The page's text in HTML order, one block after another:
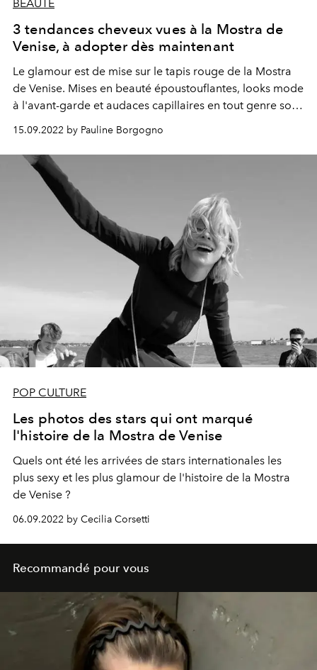
BEAUTÉ
3 tendances cheveux vues à la Mostra de
Venise, à adopter dès maintenant
Le glamour est de mise sur le tapis rouge de la Mostra
de Venise. Mises en beauté époustouflantes, looks mode
à l'avant-garde et audaces capillaires en tout genre sont
de mise lors de l'événement. Ici,
le secret des 3 coiffures qui ont attiré notre œil.
15.09.2022 by Pauline Borgogno
POP CULTURE
Les photos des stars qui ont marqué
l'histoire de la Mostra de Venise
Quels ont été les arrivées de stars internationales les
plus sexy et les plus glamour de l'histoire de la Mostra
de Venise ?
06.09.2022 by Cecilia Corsetti
Recommandé pour vous